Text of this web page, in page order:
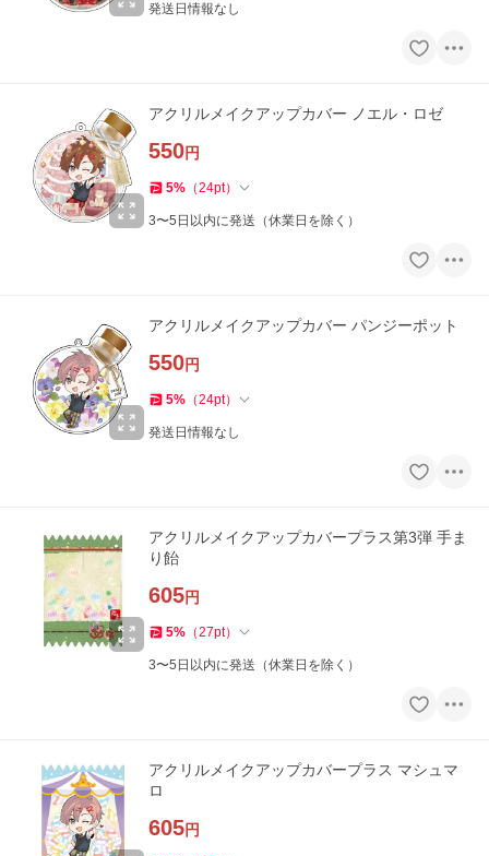
発送日情報なし
アクリルメイクアップカバー ノエル・ロゼ
550円
5% （24pt）
3〜5日以内に発送（休業日を除く）
アクリルメイクアップカバー パンジーポット
550円
5% （24pt）
発送日情報なし
アクリルメイクアップカバープラス第3弾 手ま
り飴
605円
5% （27pt）
3〜5日以内に発送（休業日を除く）
アクリルメイクアップカバープラス マシュマ
ロ
605円